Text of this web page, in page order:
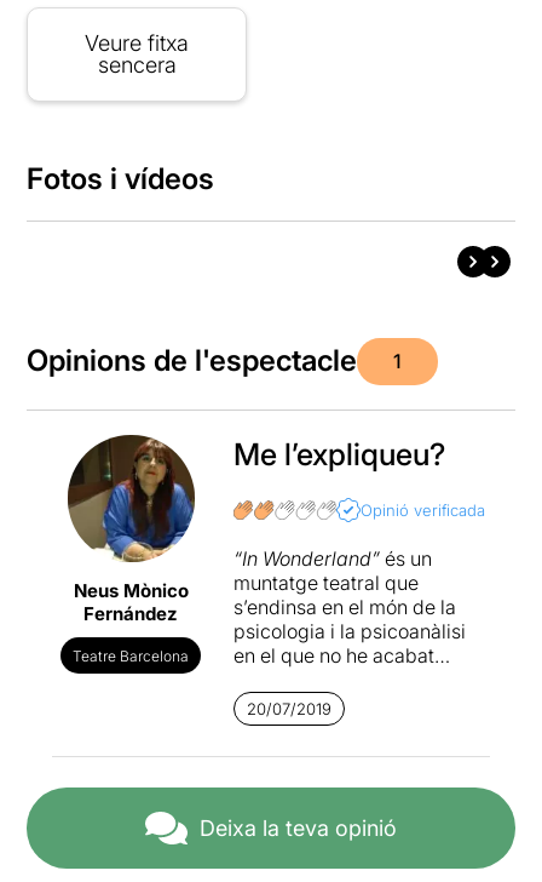
Veure fitxa
sencera
Fotos i vídeos
Opinions de l'espectacle 1
Neus Mònico
Fernández
Teatre Barcelona
Me l’expliqueu?
Opinió verificada
“In Wonderland”és un
muntatge teatral que
s’endinsa en el món de la
psicologia i la psicoanàlisi
en el que no he acabat
m’ha semblat interessant i
divertida, la segona , tot i
que l’Anna Alarcónés una
he entès res de res. Per tant,
no us puc dir si és o no un
bon muntatge, només que a
20/07/2019
Deixa la teva opinió